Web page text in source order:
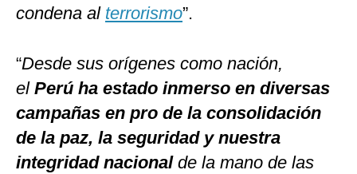
condena al terrorismo”.
“Desde sus orígenes como nación,
elPerú ha estado inmerso en diversas
campañas en pro de la consolidación
de la paz, la seguridad y nuestra
integridad nacional de la mano de las